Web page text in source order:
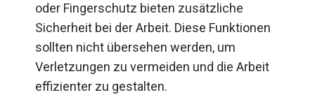
oder Fingerschutz bieten zusätzliche
Sicherheit bei der Arbeit. Diese Funktionen
sollten nicht übersehen werden, um
Verletzungen zu vermeiden und die Arbeit
effizienter zu gestalten.